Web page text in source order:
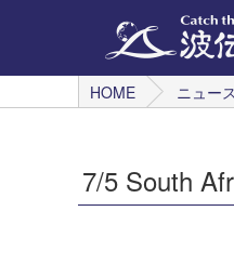
HOME
ニュース
7/5 South